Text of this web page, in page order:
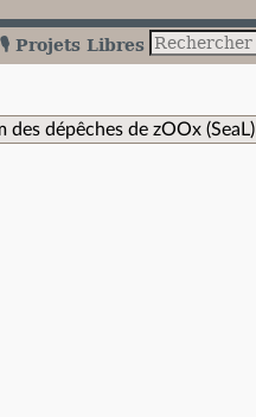
🎙️ Projets Libres
des dépêches de zOOx (SeaL)